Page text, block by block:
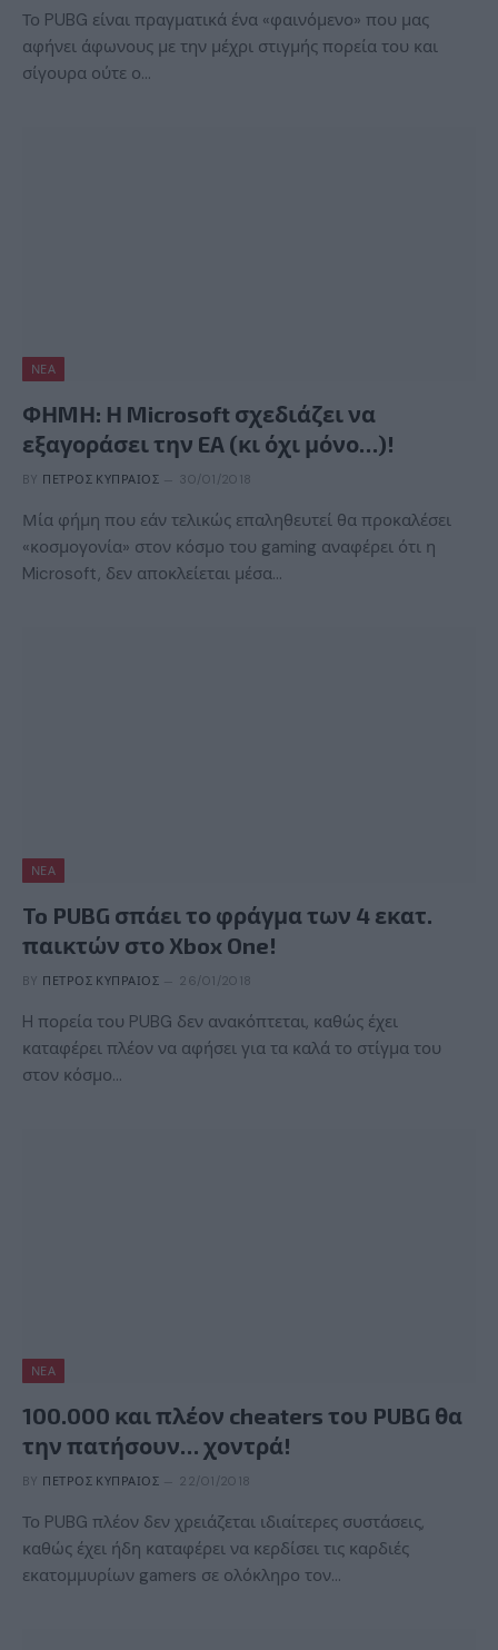
Το PUBG είναι πραγματικά ένα «φαινόμενο» που μας
αφήνει άφωνους με την μέχρι στιγμής πορεία του και
σίγουρα ούτε ο…
ΝΈΑ
ΦΗMΗ: Η Microsoft σχεδιάζει να
εξαγοράσει την EA (κι όχι μόνο…)!
BY ΠΈΤΡΟΣ ΚΥΠΡΑΊΟΣ 30/01/2018
Μία φήμη που εάν τελικώς επαληθευτεί θα προκαλέσει
«κοσμογονία» στον κόσμο του gaming αναφέρει ότι η
Microsoft, δεν αποκλείεται μέσα…
ΝΈΑ
To PUBG σπάει το φράγμα των 4 εκατ.
παικτών στο Xbox One!
BY ΠΈΤΡΟΣ ΚΥΠΡΑΊΟΣ 26/01/2018
H πορεία του PUBG δεν ανακόπτεται, καθώς έχει
καταφέρει πλέον να αφήσει για τα καλά το στίγμα του
στον κόσμο…
ΝΈΑ
100.000 και πλέον cheaters του PUBG θα
την πατήσουν… χοντρά!
BY ΠΈΤΡΟΣ ΚΥΠΡΑΊΟΣ 22/01/2018
Το PUBG πλέον δεν χρειάζεται ιδιαίτερες συστάσεις,
καθώς έχει ήδη καταφέρει να κερδίσει τις καρδιές
εκατομμυρίων gamers σε ολόκληρο τον…